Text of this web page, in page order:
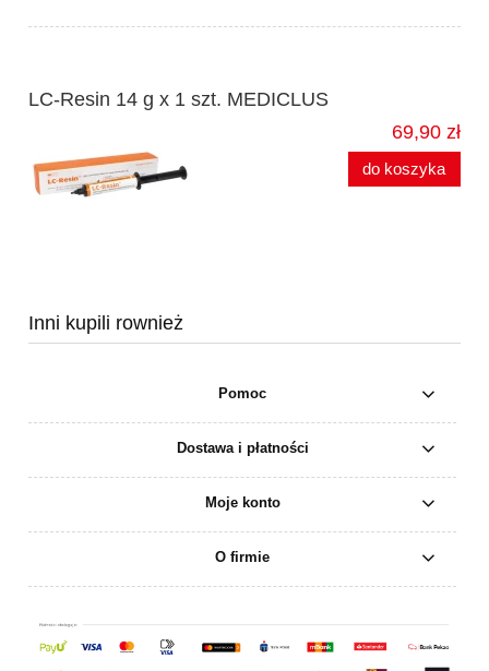
LC-Resin 14 g x 1 szt. MEDICLUS
69,90 zł
do koszyka
Inni kupili rownież
Pomoc
Dostawa i płatności
Moje konto
O firmie